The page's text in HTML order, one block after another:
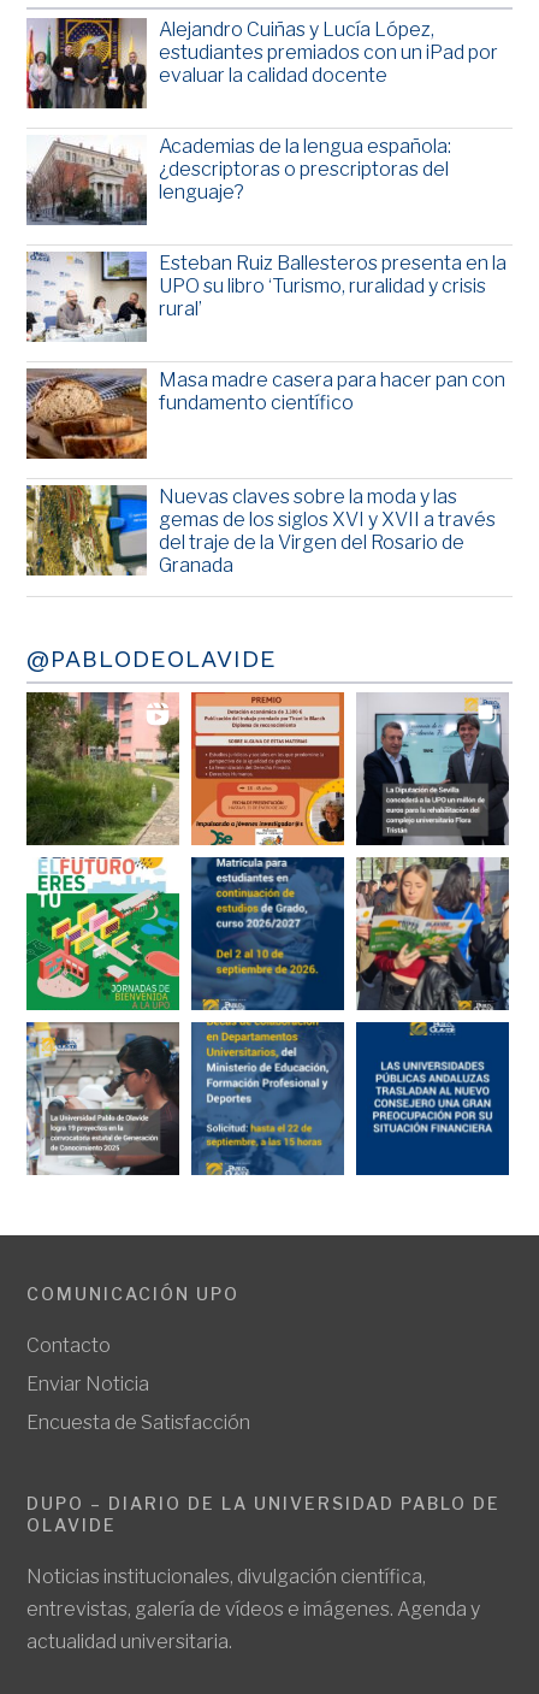
Alejandro Cuiñas y Lucía López,
estudiantes premiados con un iPad por
evaluar la calidad docente
Academias de la lengua española:
¿descriptoras o prescriptoras del
lenguaje?
Esteban Ruiz Ballesteros presenta en la
UPO su libro ‘Turismo, ruralidad y crisis
rural’
Masa madre casera para hacer pan con
fundamento científico
Nuevas claves sobre la moda y las
gemas de los siglos XVI y XVII a través
del traje de la Virgen del Rosario de
Granada
@PABLODEOLAVIDE
COMUNICACIÓN UPO
Contacto
Enviar Noticia
Encuesta de Satisfacción
DUPO – DIARIO DE LA UNIVERSIDAD PABLO DE
OLAVIDE
Noticias institucionales, divulgación científica,
entrevistas, galería de vídeos e imágenes. Agenda y
actualidad universitaria.